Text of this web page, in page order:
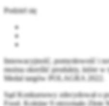
Podziel się
Innowacyjność, pomysłowość i
można określić produkty, które w
Medal targów POLAGRA 2022.
Sąd Konkursowy zdecydował o
Food. Kolejne 9 otrzymało Złote